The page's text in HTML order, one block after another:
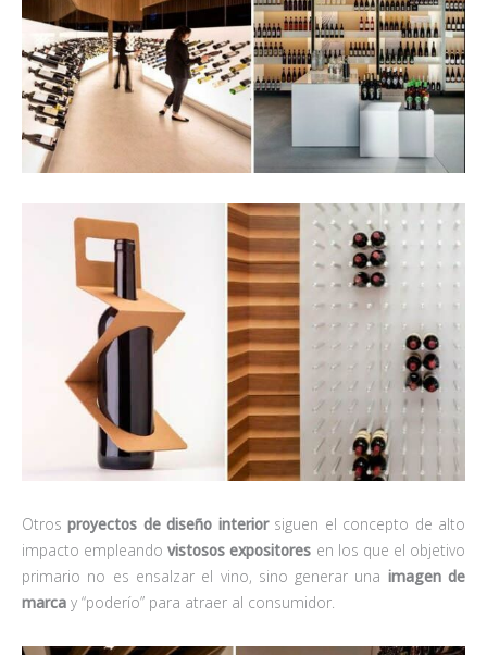
Otrosproyectos de diseño interiorsiguen el concepto de alto
impacto empleandovistosos expositores en los que el objetivo
primario no es ensalzar el vino, sino generar una imagen de
marca y “poderío” para atraer al consumidor.